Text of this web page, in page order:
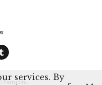
Farrucini.
services. By